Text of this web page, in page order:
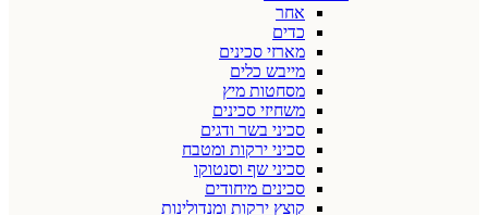
אחר
כדים
מארזי סכינים
מייבש כלים
מסחטות מיץ
משחיזי סכינים
סכיני בשר ודגים
סכיני ירקות ומטבח
סכיני שף וסנטוקו
סכינים מיחודים
קוצץ ירקות ומנדולינות